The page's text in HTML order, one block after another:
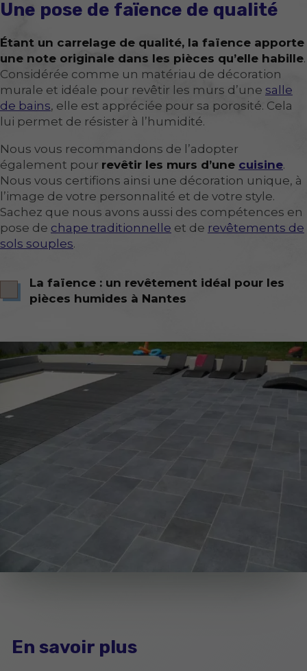
Une pose de faïence de qualité
Étant un carrelage de qualité, la faïence apporte
une note originale dans les pièces qu’elle habille.
Considérée comme un matériau de décoration
murale et idéale pour revêtir les murs d’une salle
de bains, elle est appréciée pour sa porosité. Cela
lui permet de résister à l’humidité.
Nous vous recommandons de l’adopter
également pour revêtir les murs d’une cuisine.
Nous vous certifions ainsi une décoration unique, à
l’image de votre personnalité et de votre style.
Sachez que nous avons aussi des compétences en
pose de chape traditionnelle et de revêtements de
sols souples.
La faïence : un revêtement idéal pour les
pièces humides à Nantes
En savoir plus